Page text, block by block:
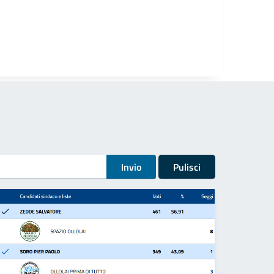
Invio Pulisci